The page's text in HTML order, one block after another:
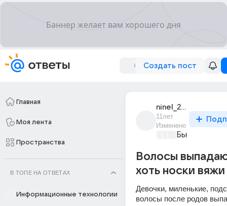
Создать пост
Главная
Моя лента
Пространства
В ТОПЕ НА ОТВЕТАХ
Информационные технологии
ninel_2044
11лет
Изменено
Бьютилэнд
Волосы
хоть носки вяжи
Девочки, миленькие,
волосы после родов